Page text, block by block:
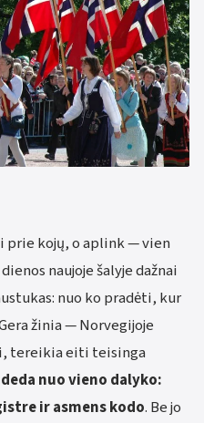
prie kojų, o aplink — vien
naujoje šalyje dažnai
nuo ko pradėti, kur
žinia — Norvegijoje
tereikia eiti teisinga
nuo vieno dalyko:
ir asmens kodo. Be jo